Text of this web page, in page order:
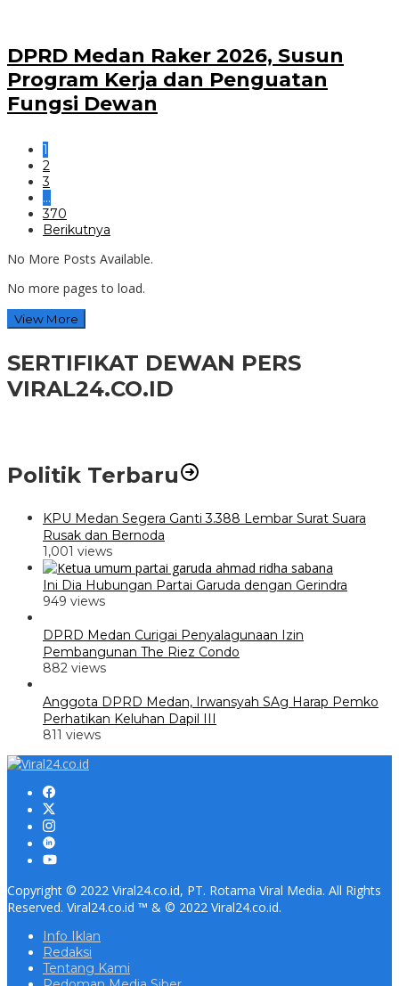
DPRD Medan Raker 2026, Susun
Program Kerja dan Penguatan
Fungsi Dewan
1
2
3
…
370
Berikutnya
No More Posts Available.
No more pages to load.
View More
SERTIFIKAT DEWAN PERS
VIRAL24.CO.ID
Politik Terbaru
KPU Medan Segera Ganti 3.388 Lembar Surat Suara
Rusak dan Bernoda
1,001 views
Ini Dia Hubungan Partai Garuda dengan Gerindra
949 views
DPRD Medan Curigai Penyalagunaan Izin
Pembangunan The Riez Condo
882 views
Anggota DPRD Medan, Irwansyah SAg Harap Pemko
Perhatikan Keluhan Dapil III
811 views
Copyright © 2022 Viral24.co.id, PT. Rotama Viral Media. All Rights
Reserved. Viral24.co.id ™ & © 2022 Viral24.co.id.
Info Iklan
Redaksi
Tentang Kami